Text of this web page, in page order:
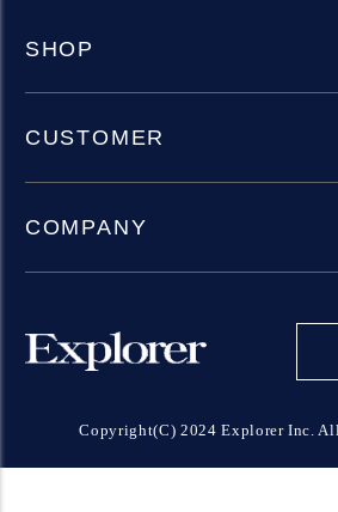
SHOP
CUSTOMER
COMPANY
Copyright(C) 2024 Explorer Inc.